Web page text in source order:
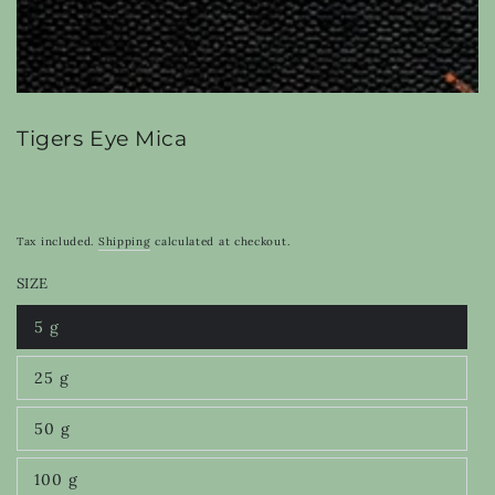
Tigers Eye Mica
Tax included. Shipping calculated at checkout.
SIZE
5 g
Variant
sold
or
unavailable
25 g
Variant
sold
or
unavailable
50 g
Variant
sold
or
100 g
Variant